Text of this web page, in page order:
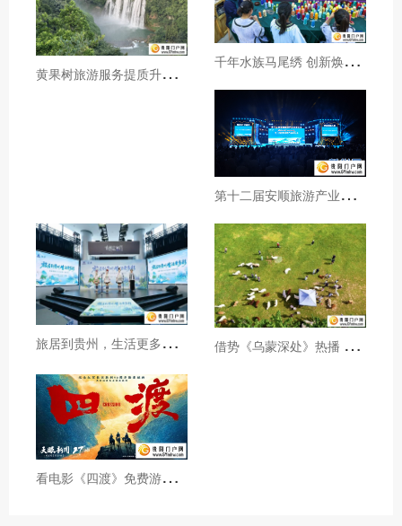
黄
果树旅游服务提质升级暖心护航游客行程 千
年水族马尾绣 创新焕发新生机
第
十二届安顺旅游产业发展大会开幕
旅
居到贵州，生活更多彩！贵旅集团2026年夏季产品推介会在沪举行 借
势《乌蒙深处》热播 黔西市推动影视流量变游客“留量”
看
电影《四渡》免费游贵州A级景区、领500元票根消费券